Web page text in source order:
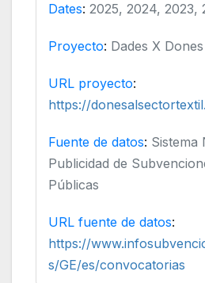
Dates: 2025, 2024, 2023,
Proyecto: Dades X
URL proyecto:
https://
Fuente de datos: Sistema
Publicidad de
Públicas
URL fuente de datos:
https://
s/GE/es/convocatorias